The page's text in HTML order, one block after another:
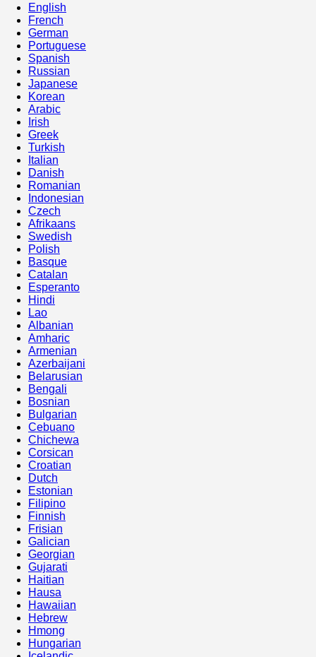
English
French
German
Portuguese
Spanish
Russian
Japanese
Korean
Arabic
Irish
Greek
Turkish
Italian
Danish
Romanian
Indonesian
Czech
Afrikaans
Swedish
Polish
Basque
Catalan
Esperanto
Hindi
Lao
Albanian
Amharic
Armenian
Azerbaijani
Belarusian
Bengali
Bosnian
Bulgarian
Cebuano
Chichewa
Corsican
Croatian
Dutch
Estonian
Filipino
Finnish
Frisian
Galician
Georgian
Gujarati
Haitian
Hausa
Hawaiian
Hebrew
Hmong
Hungarian